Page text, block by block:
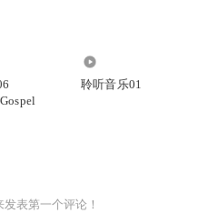
聆听音乐01
表第一个评论！